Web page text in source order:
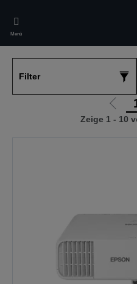
main
content
Menü
Filter
Zur
Zeige 1 - 10